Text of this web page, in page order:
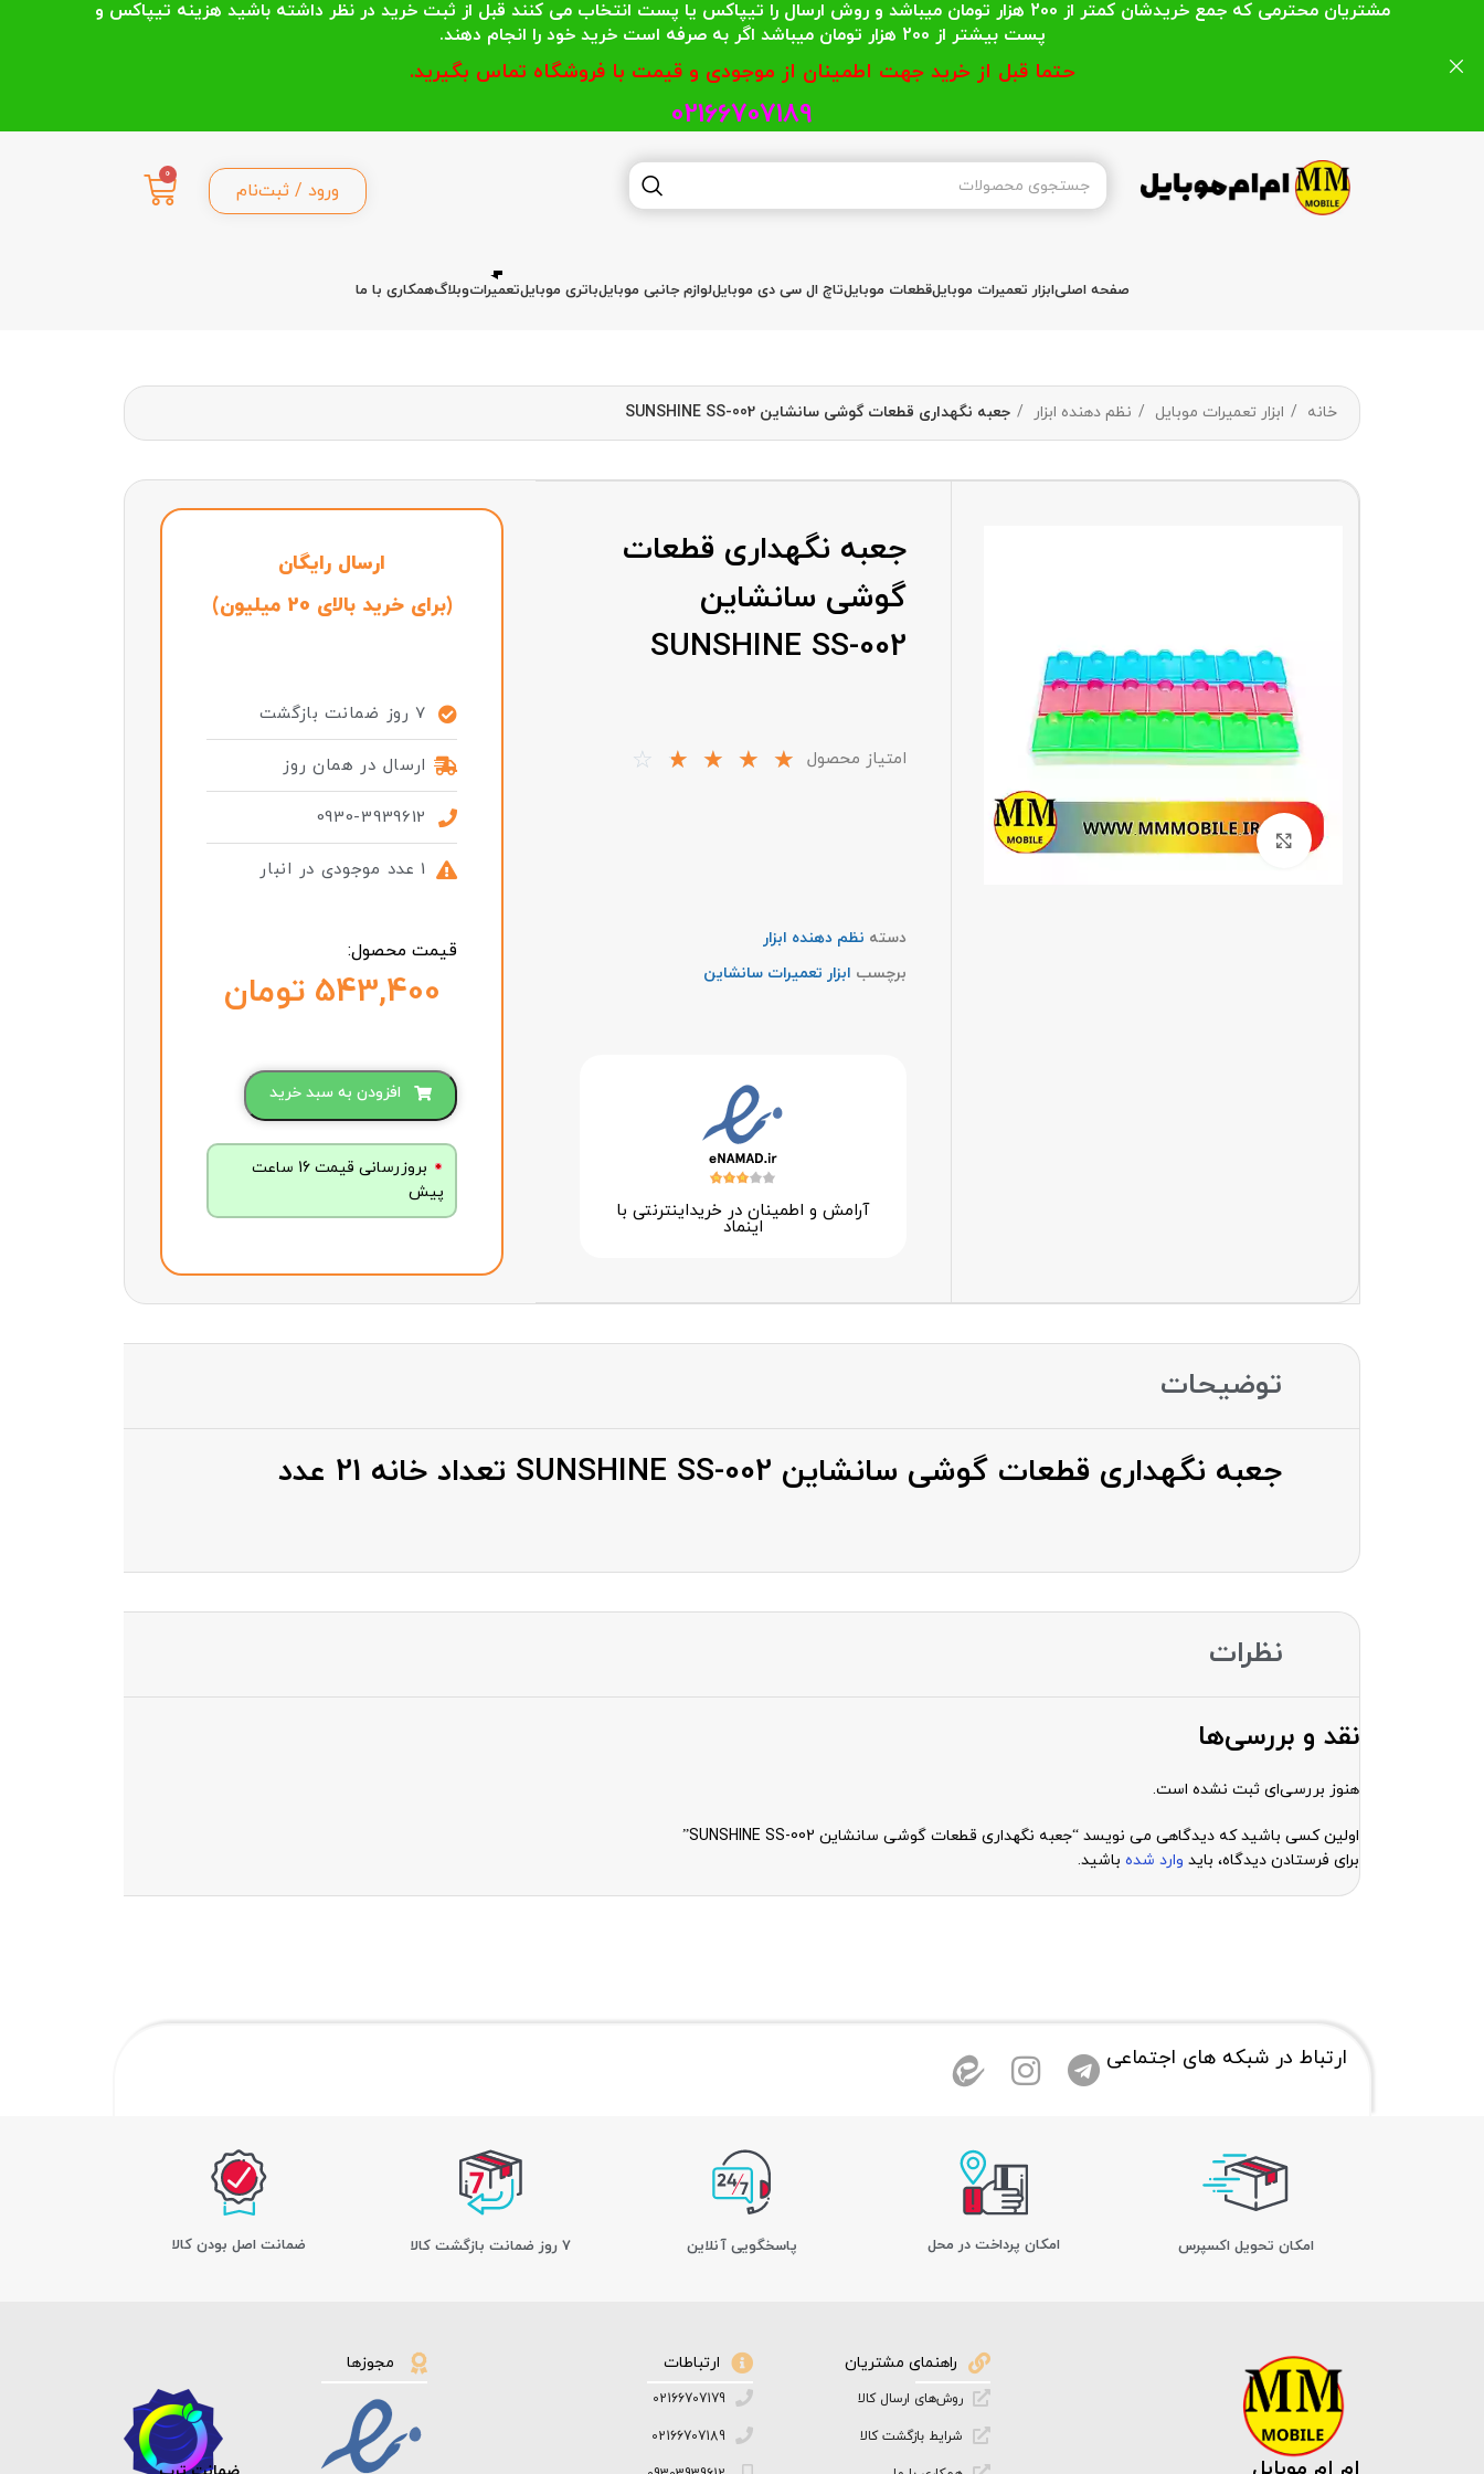
ورود / ثبت‌نام
0
صفحه اصلیابزار تعمیرات موبایلقطعات موبایلتاچ ال سی دی موبایللوازم جانبی موبایلباتری موبایلتعمیراتوبلاگهمکاری با ما
خانه ابزار تعمیرات موبایل نظم دهنده ابزار جعبه نگهداری قطعات گوشی سانشاین SUNSHINE SS-002
بزرگنمایی تصویر
جعبه نگهداری قطعات
گوشی سانشاین
SUNSHINE SS-002
امتیاز محصول ☆
☆
☆
☆
☆
دسته نظم دهنده ابزار
برچسب ابزار تعمیرات سانشاین
آرامش و اطمینان در خرید‌اینترنتی با
اینماد
ارسال رایگان
(برای خرید بالای 20 میلیون)
7 روز ضمانت بازگشت
ارسال در همان روز
0930-3939612
1 عدد موجودی در انبار
قیمت محصول:
تومان
افزودن به سبد خرید
بروزرسانی قیمت 16 ساعت
پیش
توضیحات
جعبه نگهداری قطعات گوشی سانشاین SUNSHINE SS-002 تعداد خانه 21 عدد
نظرات
نقد و بررسی‌ها
هنوز بررسی‌ای ثبت نشده است.
اولین کسی باشید که دیدگاهی می نویسد “جعبه نگهداری قطعات گوشی سانشاین SUNSHINE SS-002”
برای فرستادن دیدگاه، باید وارد شده باشید.
ارتباط در شبکه های اجتماعی
اﻣﮑﺎن ﺗﺤﻮﯾﻞ اﮐﺴﭙﺮس امکان پرداخت در محل پاسخگویی آنلاین 7 روز ضمانت بازگشت کالا ﺿﻤﺎﻧﺖ اﺻﻞ ﺑﻮدن ﮐﺎﻟﺎ
راهنمای مشتریان
روش‌های ارسال کالا
شرایط بازگشت کالا
ارتباطات
02166707179
02166707189
مجوزها
مشتریان محترمی که جمع خریدشان کمتر از 200 هزار تومان میباشد و روش ارسال را تیپاکس یا پست انتخاب می کنند قبل از ثبت خرید در نظر داشته باشید هزینه تیپاکس و
پست بیشتر از 200 هزار تومان میباشد اگر به صرفه است خرید خود را انجام دهند.
حتما قبل از خرید جهت اطمینان از موجودی و قیمت با فروشگاه تماس بگیرید.
02166707189